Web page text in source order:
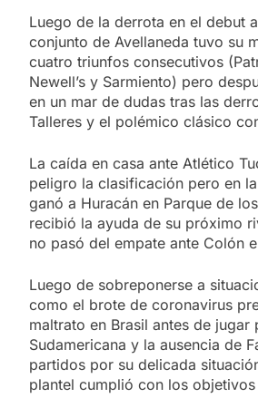
Luego de la derrota en el debut
conjunto de Avellaneda tuvo su
cuatro triunfos consecutivos
Newell’s y Sarmiento) pero
en un mar de dudas tras las
Talleres y el polémico clásico
La caída en casa ante Atlético
peligro la clasificación pero en
ganó a Huracán en Parque de
recibió la ayuda de su próximo
no pasó del empate ante Colón
Luego de sobreponerse a
como el brote de coronavirus
maltrato en Brasil antes de jugar
Sudamericana y la ausencia de
partidos por su delicada
plantel cumplió con los